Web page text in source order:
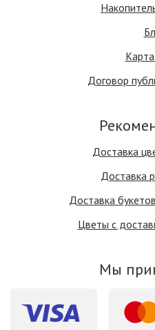
Договор
Доставка
Доставка
Доставка
Цветы с
Мы